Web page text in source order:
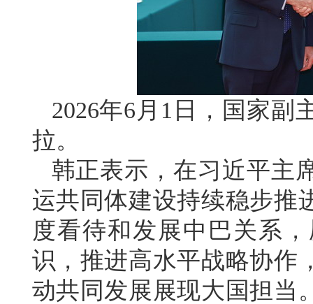
2026年6月1日，国家副
拉。
韩正表示，在习近平主
运共同体建设持续稳步推
度看待和发展中巴关系
识，推进高水平战略协作
动共同发展展现大国担当